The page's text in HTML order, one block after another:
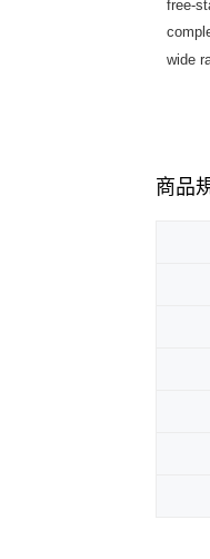
free-
wide
商品